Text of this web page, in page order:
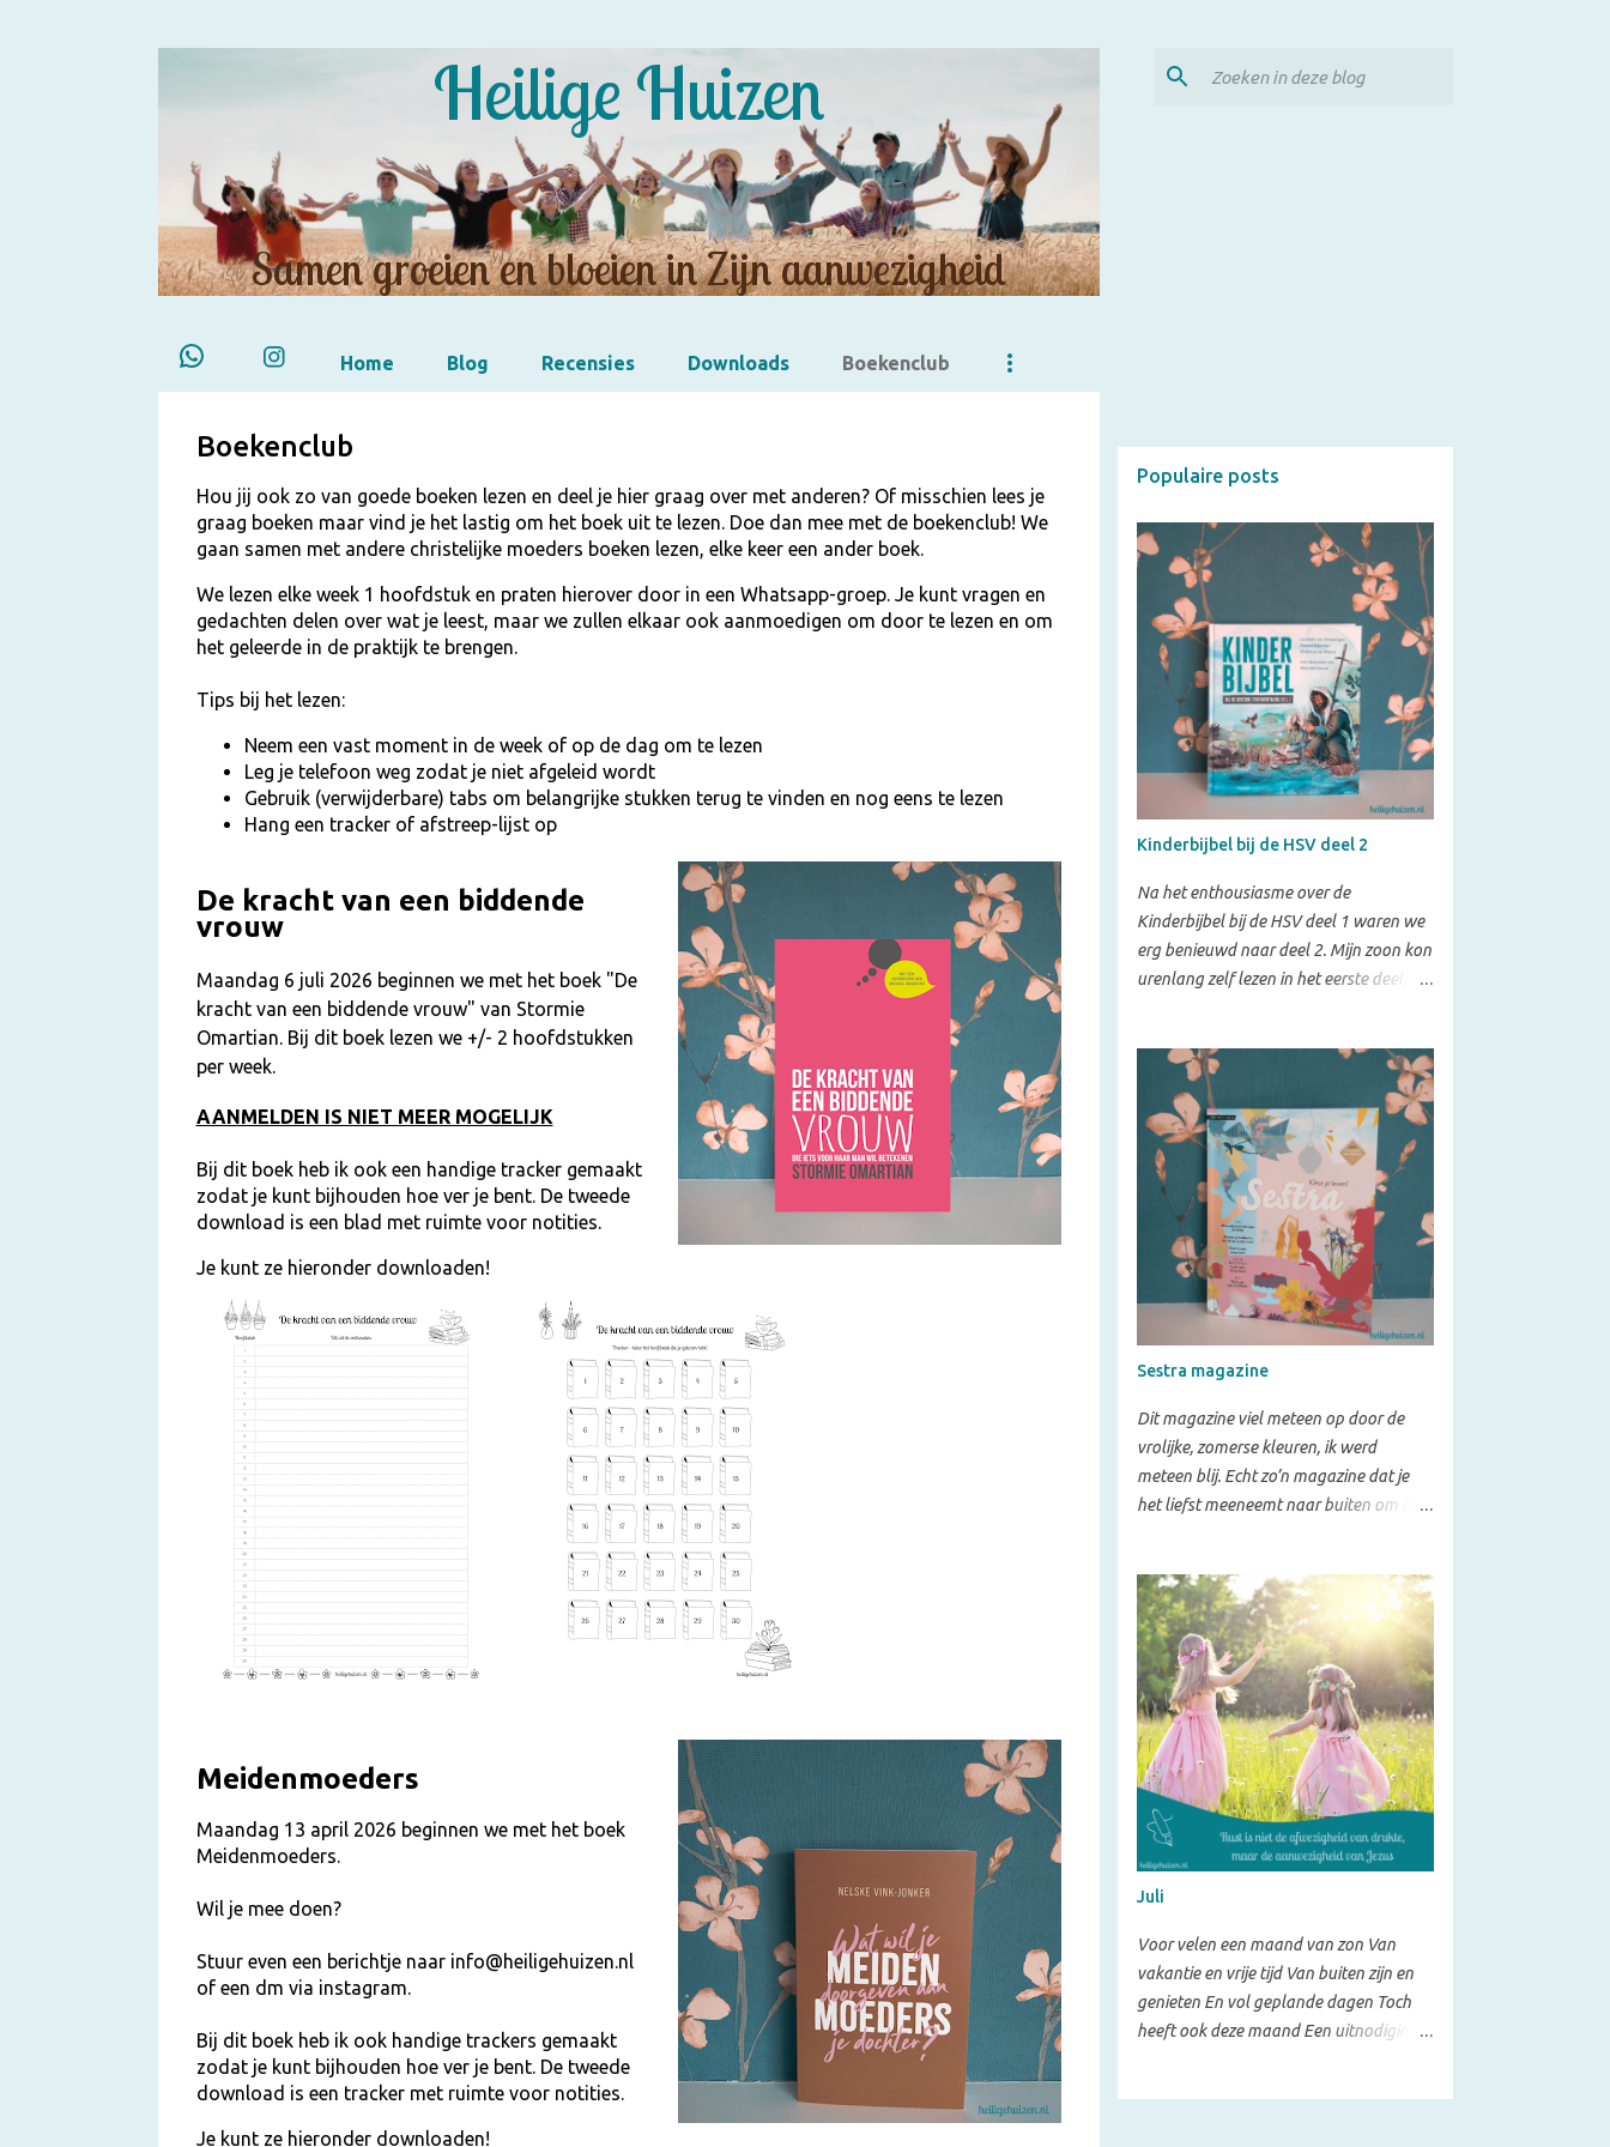
Heilige Huizen
Samen groeien en bloeien in Zijn aanwezigheid
Home Blog Recensies Downloads Boekenclub
Boekenclub
Hou jij ook zo van goede boeken lezen en deel je hier graag over met anderen? Of misschien lees je
graag boeken maar vind je het lastig om het boek uit te lezen. Doe dan mee met de boekenclub! We
gaan samen met andere christelijke moeders boeken lezen, elke keer een ander boek.
We lezen elke week 1 hoofdstuk en praten hierover door in een Whatsapp-groep. Je kunt vragen en
gedachten delen over wat je leest, maar we zullen elkaar ook aanmoedigen om door te lezen en om
het geleerde in de praktijk te brengen.
Tips bij het lezen:
Neem een vast moment in de week of op de dag om te lezen
Leg je telefoon weg zodat je niet afgeleid wordt
Gebruik (verwijderbare) tabs om belangrijke stukken terug te vinden en nog eens te lezen
Hang een tracker of afstreep-lijst op
De kracht van een biddende
vrouw
Maandag 6 juli 2026 beginnen we met het boek "De
kracht van een biddende vrouw" van Stormie
Omartian. Bij dit boek lezen we +/- 2 hoofdstukken
per week.
AANMELDEN IS NIET MEER MOGELIJK
Bij dit boek heb ik ook een handige tracker gemaakt
zodat je kunt bijhouden hoe ver je bent. De tweede
download is een blad met ruimte voor notities.
Je kunt ze hieronder downloaden!
Meidenmoeders
Maandag 13 april 2026 beginnen we met het boek
Meidenmoeders.
Wil je mee doen?
Stuur even een berichtje naar info@heiligehuizen.nl
of een dm via instagram.
Bij dit boek heb ik ook handige trackers gemaakt
zodat je kunt bijhouden hoe ver je bent. De tweede
download is een tracker met ruimte voor notities.
Je kunt ze hieronder downloaden!
Populaire posts
Kinderbijbel bij de HSV deel 2
Na het enthousiasme over de
Kinderbijbel bij de HSV deel 1 waren we
erg benieuwd naar deel 2. Mijn zoon kon
urenlang zelf lezen in het eerste deel,
Net als het eerste deel bevat deze
kinderbijbel 150 verhalen uit het Oude
en Nieuwe Testament. Sommige
bekende verhalen komen opnieuw
voorbij, maar dan op een andere manier
verteld. Daarnaast zijn er ook veel
nieuwe verhalen opgenomen. Waar deel
1 vooral geschikt is voor kinderen van
ongeveer 4 tot 8 jaar, richt deel 2 zich op
kinderen in de bovenbouw van de
waarop de verhalen worden verteld. Ze
gaan meer de diepte in en helpen
kinderen om de Bijbel beter te begrijpen.
Meer dan een verhaal Wat ik erg
waardevol vind, zijn de vragen die bij
beter begrijpen wat ze gelezen hebben,
maar ook vragen die helpen om de stap
naar hun eigen leven te maken.
Daarnaa...
Sestra magazine
Dit magazine viel meteen op door de
vrolijke, zomerse kleuren, ik werd
meteen blij. Echt zo’n magazine dat je
het liefst meeneemt naar buiten om in
leeftijden die zoeken naar manieren om
hun geloof relevant te laten zijn in het
dagelijks leven, in het gezin, op het werk
en in de maatschappij. Inhoud Het
thema "Kleur je leven" is duidelijk
doorgevoerd in het hele magazine. Niet
alleen in de vormgeving, maar ook in de
onderwerpen. Het is een magazine met
voor ieder wat wils, maar vooral gericht
op praktische verdieping: wat vind je
tot bloei en hoe mag je jezelf laten zien?
Daarnaast is er ook aandacht voor
verbinding met anderen; je wordt
aangemoedigd om buiten je eigen
bubbel te kijken en contact te hebben
Juli
Voor velen een maand van zon Van
vakantie en vrije tijd Van buiten zijn en
genieten En vol geplande dagen Toch
heeft ook deze maand Een uitnodiging